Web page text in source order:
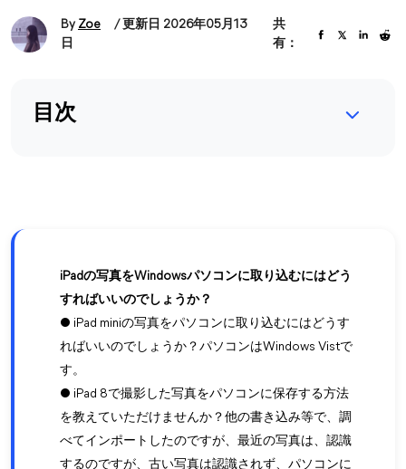
By Zoe
/ 更新日 2026年05月13
日
共
有：
目次
iPadの写真をWindowsパソコンに取り込むにはどう
すればいいのでしょうか？
● iPad miniの写真をパソコンに取り込むにはどうす
ればいいのでしょうか？パソコンはWindows Vistで
す。
● iPad 8で撮影した写真をパソコンに保存する方法
を教えていただけませんか？他の書き込み等で、調
べてインポートしたのですが、最近の写真は、認識
するのですが、古い写真は認識されず、パソコンに